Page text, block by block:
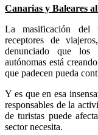
Canarias y Baleares
La masificación del
receptores de
denunciado que los
autónomas está
que padecen pueda
Y es que en esa
responsables de la
de turistas puede
sector necesita.